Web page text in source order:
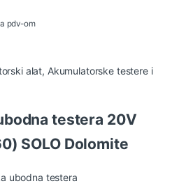
pdv-om
alat, Akumulatorske testere i
testera 20V
SOLO Dolomite